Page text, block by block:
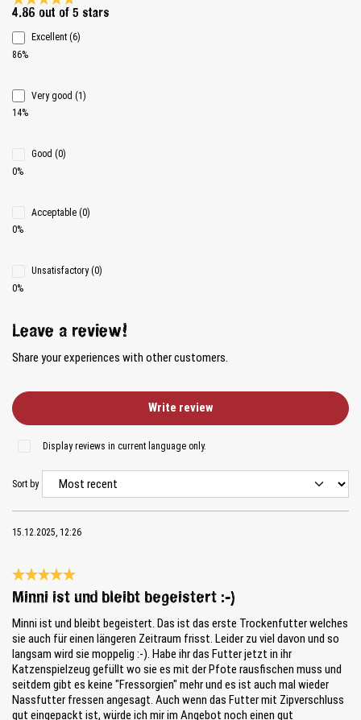
Average rating 4.8 of 5 Stars
4.86 out of 5 stars
Excellent (6)
86%
Very good (1)
14%
Good (0)
0%
Acceptable (0)
0%
Unsatisfactory (0)
0%
Leave a review!
Share your experiences with other customers.
Write review
Display reviews in current language only.
Sort by
15.12.2025, 12:26
Review with rating of 5 out of 5 stars
Minni ist und bleibt begeistert :-)
Minni ist und bleibt begeistert. Das ist das erste Trockenfutter welches
sie auch für einen längeren Zeitraum frisst. Leider zu viel davon und so
langsam wird sie moppelig :-). Habe ihr das Futter jetzt in ihr
Katzenspielzeug gefüllt wo sie es mit der Pfote rausfischen muss und
seitdem gibt es keine "Fressorgien" mehr und es ist auch mal wieder
Nassfutter fressen angesagt. Auch wenn das Futter mit Zipverschluss
gut eingepackt ist, würde ich mir im Angebot noch einen gut